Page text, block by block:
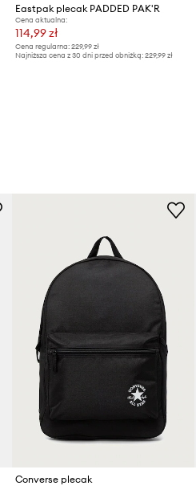
Eastpak plecak PADDED PAK'R
Cena aktualna:
114,99 zł
Cena regularna: 229,99 zł
Najniższa cena z 30 dni przed obniżką: 229,99 zł
Converse plecak